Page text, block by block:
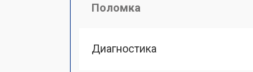
Поломка
Диагностика